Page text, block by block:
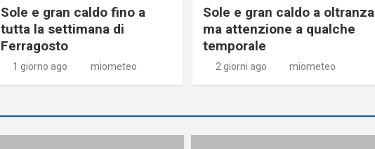
Sole e gran caldo fino a
tutta la settimana di
Ferragosto
1 giorno ago miometeo
Sole e gran caldo a oltranza
ma attenzione a qualche
temporale
2 giorni ago miometeo